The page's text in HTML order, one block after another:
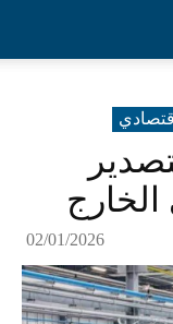
02/01/2026